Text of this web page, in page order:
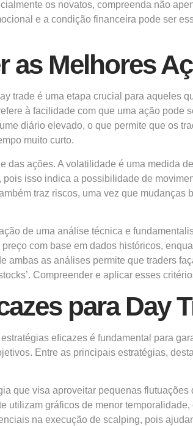
os novatos, compreenda não
e a condição financeira pode ser
as Melhores
trade é uma etapa crucial para aqueles
à facilidade com que uma ação
diário elevado, o que permite que os
muito curto.
das ações. A volatilidade é uma medida
isso indica a possibilidade de
traz riscos, uma vez que
de uma análise técnica e
com base em dados históricos,
ambas as análises permite que traders
Compreender e aplicar esses
para Day
eficazes é fundamental para
Entre as principais estratégias,
que visa aproveitar pequenas
utilizam gráficos de menor
na execução de scalping, pois